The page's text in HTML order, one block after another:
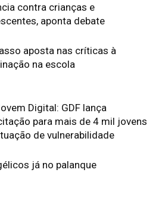
contra crianças e
aponta debate
aposta nas críticas à
na escola
Digital: GDF lança
para mais de 4 mil jovens
de vulnerabilidade
já no palanque